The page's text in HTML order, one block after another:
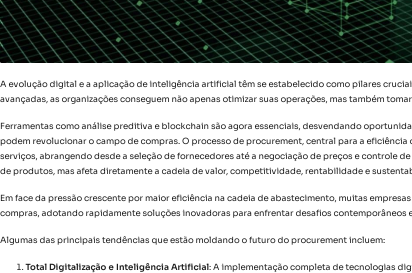
A evolução digital e a aplicação de inteligência artificial têm se estabelecido como pilares
avançadas, as organizações conseguem não apenas otimizar suas operações, mas também
Ferramentas como análise preditiva e blockchain são agora essenciais, desvendando
podem revolucionar o campo de compras. O processo de procurement, central para a
serviços, abrangendo desde a seleção de fornecedores até a negociação de preços e controle
de produtos, mas afeta diretamente a cadeia de valor, competitividade, rentabilidade e
Em face da pressão crescente por maior eficiência na cadeia de abastecimento, muitas
compras, adotando rapidamente soluções inovadoras para enfrentar desafios contemporâneos
Algumas das principais tendências que estão moldando o futuro do procurement incluem:
Total Digitalização e Inteligência Artificial: A implementação completa de tecnologias